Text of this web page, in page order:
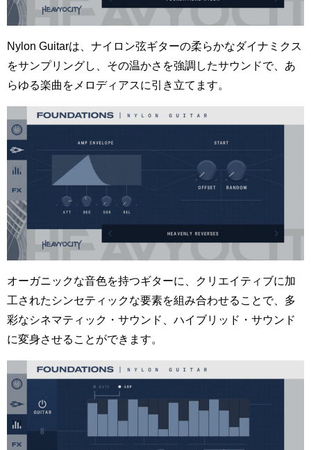
Nylon Guitarは、ナイロン弦ギターの柔らかなダイナミクス
をサンプリングし、その温かさを強調したサウンドで、あ
らゆる楽曲をメロディアスに引き立てます。
オーガニックな音色を持つギターに、クリエイティブに加
工されたシンセティックな要素を組み合わせることで、多
彩なシネマティック・サウンド、ハイブリッド・サウンド
に変身させることができます。